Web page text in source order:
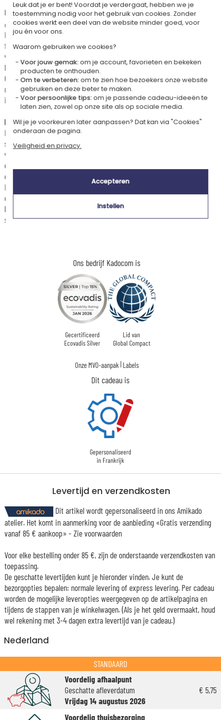
Ons bedrijf Kadocom is
Gecertificeerd
Ecovadis Silver
Lid van
Global Compact
Onze MVO-aanpak | Labels
Dit cadeau is
Gepersonaliseerd
in Frankrijk
Beschrijving
🎁 Een attent cadeau voor het einde van het schooljaar
Een prachtige keramische koekjespot, uniek gepersonaliseerd voor de
favoriete juf, meester of pedagogisch medewerker. Je kunt de namen
van alle leerlingen toevoegen, verwerkt in kleurrijke
kinderhandafdrukken.
Ondertekend door de hele klas zal dit lieve gebaar haar of hem zeker
raken. De pot kan gebruikt worden om snoep, koekjes of schoolspullen
in te bewaren en krijgt ongetwijfeld een mooie plek op het bureau.
👩‍🏫 Een goede reden om de leerkracht van je kind te
bedanken:
Het werk van een leerkracht stopt niet wanneer de bel gaat. Achter elke
schooldag schuilen uren voorbereiding, nakijkwerk, vergaderingen en
voortdurende aanpassing aan de behoeften van elke leerling. Een
cadeau aan het einde van het schooljaar is een manier om deze vaak
onzichtbare inzet te erkennen.
Het is een concrete manier om te zeggen: “We zien alles wat je doet,
ook wat onze kinderen ons niet vertellen.” In een samenleving waarin
leerkrachten vaak kritiek krijgen, krijgt dit eenvoudige gebaar een
sterke symbolische waarde.
Levertijd en verzendkosten
Dit artikel wordt gepersonaliseerd in ons Amikado
atelier. Het komt in aanmerking voor de aanbieding «Gratis verzending
vanaf 85 € aankoop» - Zie voorwaarden
Voor elke bestelling onder 85 €, zijn de onderstaande verzendkosten van
toepassing.
De geschatte levertijden kunt je hieronder vinden. Je kunt de
bezorgopties bepalen: normale levering of express levering. Per cadeau
worden de mogelijke leveropties weergegeven op de artikelpagina en
tijdens de stappen van je winkelwagen. (Als je het geld overmaakt, houd
wel rekening met 3-4 dagen extra levertijd van je cadeau.)
Nederland
STANDAARD
Voordelig afhaalpunt
Geschatte afleverdatum
Vrijdag 14 augustus 2026
€ 5,75
Voordelig thuisbezorging
Leuk dat je er bent! Voordat je verdergaat, hebben we je
toestemming nodig voor het gebruik van cookies. Zonder
cookies werkt een deel van de website minder goed, voor
jou én voor ons.
Waarom gebruiken we cookies?
Voor jouw gemak:om je account, favorieten en bekeken
producten te onthouden.
Om te verbeteren:om te zien hoe bezoekers onze website
gebruiken en deze beter te maken.
Voor persoonlijke tips:om je passende cadeau-ideeën te
laten zien, zowel op onze site als op sociale media.
Wil je je voorkeuren later aanpassen? Dat kan via "Cookies"
onderaan de pagina.
Veiligheid en privacy.
Accepteren
Instellen